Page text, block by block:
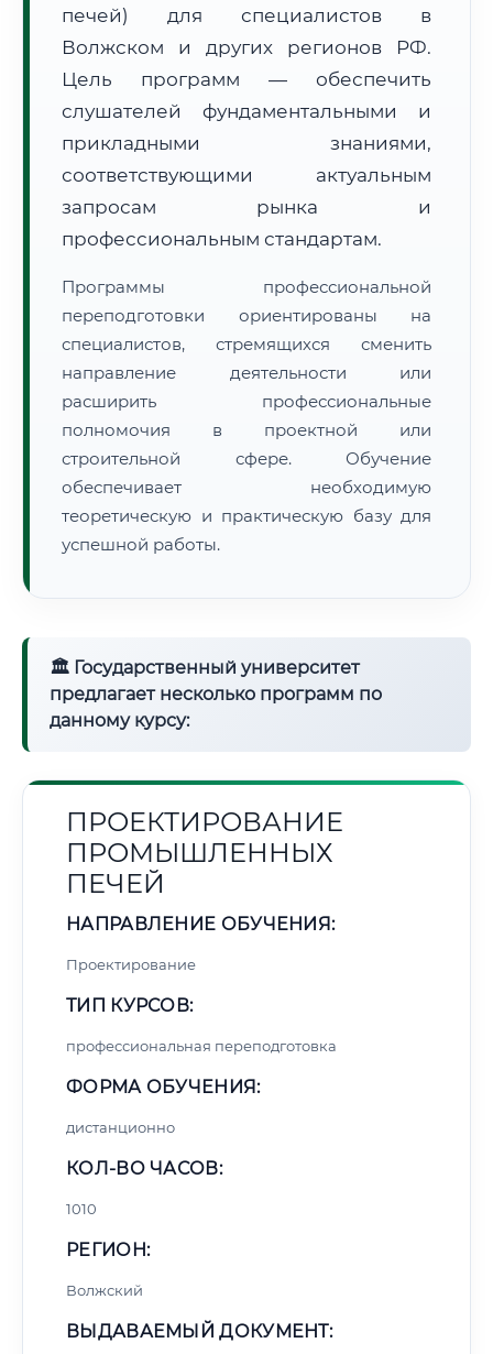
🗺️ Зона обслуживания: г. Волжский
• Маршрут транзита:
📜 Документы и аккредитация ФИС ФРДО
🔍Нажмите на документ для увеличения и просмотра
печей) для специалистов в
Волжском и других регионов РФ.
Цель программ — обеспечить
слушателей фундаментальными и
прикладными знаниями,
соответствующими актуальным
запросам рынка и
профессиональным стандартам.
Программы профессиональной
переподготовки ориентированы на
специалистов, стремящихся сменить
направление деятельности или
расширить профессиональные
полномочия в проектной или
строительной сфере. Обучение
обеспечивает необходимую
теоретическую и практическую базу для
успешной работы.
🏛 Государственный университет
предлагает несколько программ по
данному курсу:
ПРОЕКТИРОВАНИЕ
ПРОМЫШЛЕННЫХ
ПЕЧЕЙ
НАПРАВЛЕНИЕ ОБУЧЕНИЯ:
Проектирование
ТИП КУРСОВ:
профессиональная переподготовка
ФОРМА ОБУЧЕНИЯ:
дистанционно
КОЛ-ВО ЧАСОВ:
1010
РЕГИОН:
Волжский
ВЫДАВАЕМЫЙ ДОКУМЕНТ: